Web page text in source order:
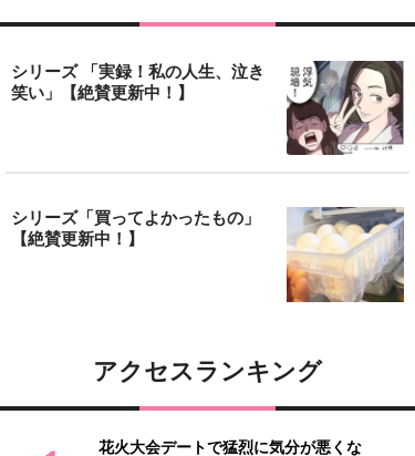
シリーズ 「実録！私の人生、泣き
笑い」【絶賛更新中！】
シリーズ「買ってよかったもの」
【絶賛更新中！】
アクセスランキング
花火大会デートで猛烈に気分が悪くな